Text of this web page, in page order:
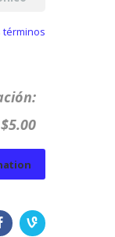
términos
$5.00